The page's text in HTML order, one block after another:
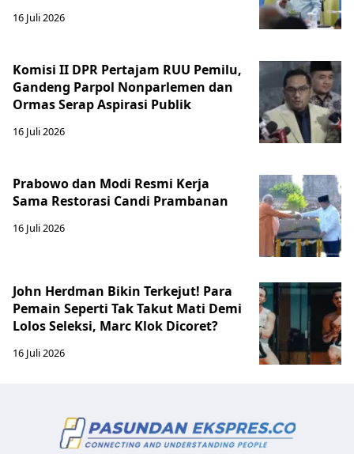
16 Juli 2026
Komisi II DPR Pertajam RUU Pemilu,
Gandeng Parpol Nonparlemen dan
Ormas Serap Aspirasi Publik
16 Juli 2026
Prabowo dan Modi Resmi Kerja
Sama Restorasi Candi Prambanan
16 Juli 2026
John Herdman Bikin Terkejut! Para
Pemain Seperti Tak Takut Mati Demi
Lolos Seleksi, Marc Klok Dicoret?
16 Juli 2026